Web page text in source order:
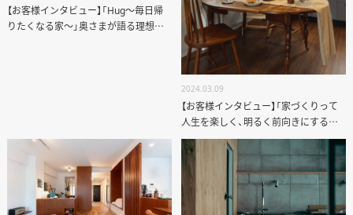
【お客様インタビュー】「Hug～毎日帰
りたくなる家～」奥さまが語る理想の
2024.03.09
【お客様インタビュー】「家づくりって
人生を楽しく、明るく前向きにするも
のだと思います」